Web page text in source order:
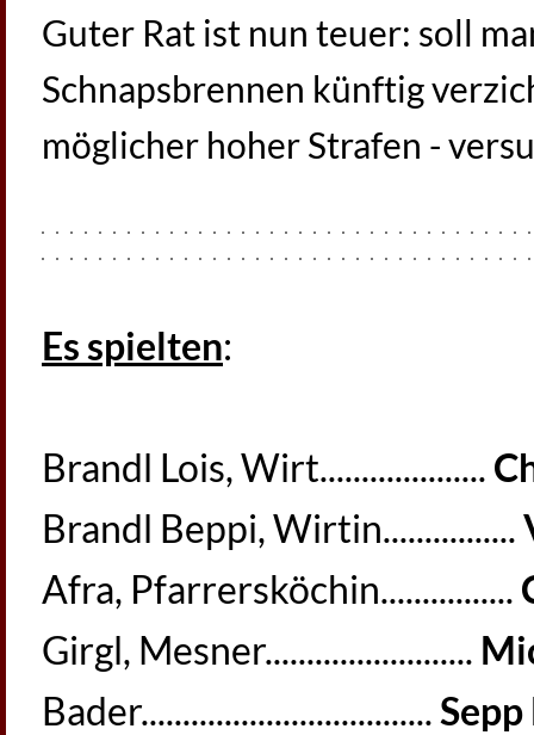
Guter Rat ist nun teuer: soll
Schnapsbrennen künftig
möglicher hoher Strafen -
Es spielten:
Brandl Lois, Wirt....................
Brandl Beppi, Wirtin................
Afra, Pfarrersköchin................
Girgl, Mesner.........................
Bader...................................